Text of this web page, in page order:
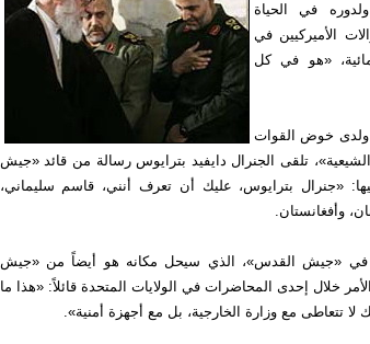
في الحياة
الأميركيين في
«هو في كل
الإطار، تذكر «الغارديان» أنه في عام 2008، ولدى خوض القوات
تلقى الجنرال دايفيد بترايوس رسالة من قائد «جيش
«جنرال بترايوس، عليك أن تعرف أنني، قاسم سليماني،
وأفغانستان.
في «جيش القدس»، الذي سيحل مكانه هو أيضاً من «جيش
خلال إحدى المحاضرات في الولايات المتحدة قائلاً: «هذا ما
تتعاطى مع وزارة الخارجية، بل مع أجهزة أمنية».